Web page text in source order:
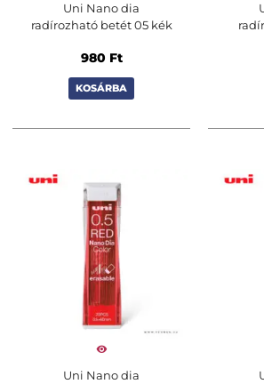
Uni Nano dia
radírozható betét 05 kék
980 Ft
KOSÁRBA
Uni Nano dia